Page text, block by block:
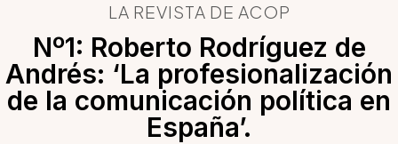
LA REVISTA DE ACOP
Nº1: Roberto Rodríguez de
Andrés: ‘La profesionalización
de la comunicación política en
España’.